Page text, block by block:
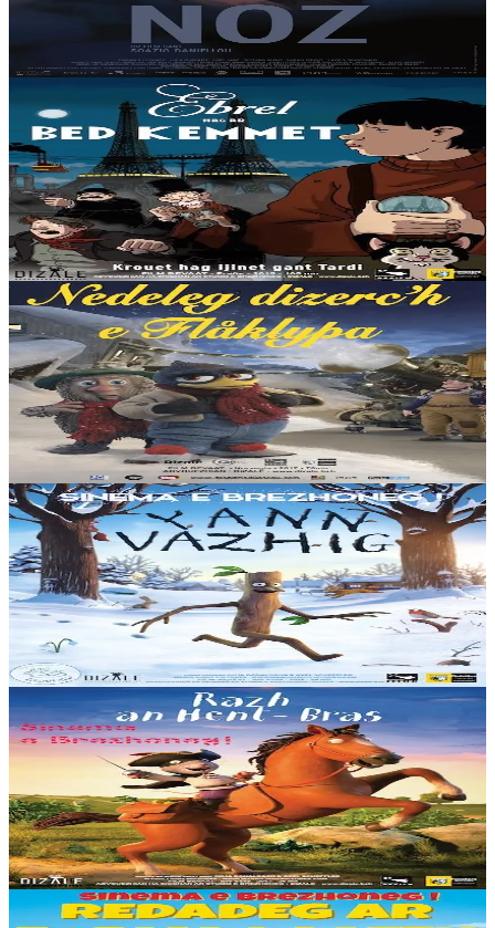
yaouankiz d’e vamm, nevez distro da v/Brest. Met strafuilhet eo
Liza a gred eo Kevin pennkaoz marv...
Er stok15,00 €
6 vloaz hag ouzhpenn
Dizale
Ebrel hag ar bed kemmet
1941. Disheñvel krenn eo ar bed diouzh an hini a vez deskrivet en
hol levrioù Istor. Napoléon V eo a ren e Bro-C’hall. Eno, evel e pep
lec’h dre ar bed abaoe...
Er stok15,00 €
6 vloaz hag ouzhpenn
Dizale
Nedeleg dizerc’h e Flåklypa
Emañ an Nedeleg o tostaat e Flåklypa, hag o c'hortoz an erc'h emañ
Solan ha Ludvig, evel ar gêriadenniz-all. Met siwazh dezho n'eus
ket feson erc'h tamm ebet......
15,00 €
2 vloaz hag ouzhpenn
Dizale
Yann Vazhig
Emañ Yann Vazhig o chom er wezenn familh, gant Chann Vazhig
Gaezh hag e re vihan, bizhierigoù koant, hag emañ o vont da vevañ
troioù-kaer a vare-bloaz da...
Er stok15,00 €
2 vloaz hag ouzhpenn
Dizale
Razh an Hent-Bras
Kontañ a ra istor Razh an Hent-Bras troioù-kaer ur razh don e gof,
sot gant ar gwastilli, ar c’houignoù, ar gwispidoù ha kement
lipouzerezh sukret zo....
Er stok15,00 €
2 vloaz hag ouzhpenn
Dizale